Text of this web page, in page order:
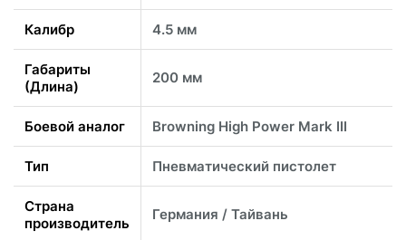
Калибр 4.5 мм
Габариты
(Длина)
200 мм
Боевой аналог Browning High Power Mark III
Тип Пневматический пистолет
Страна
производитель
Германия / Тайвань